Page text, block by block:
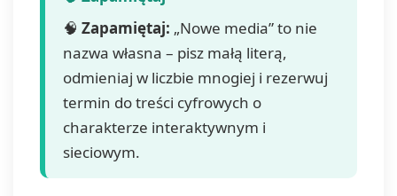
🧠 Zapamiętaj: „Nowe media” to nie
nazwa własna – pisz małą literą,
odmieniaj w liczbie mnogiej i rezerwuj
termin do treści cyfrowych o
charakterze interaktywnym i
sieciowym.